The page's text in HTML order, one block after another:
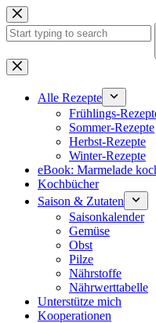
Zum
Inhalt
springen
Keine
Ergebnisse
Alle Rezepte
Frühlings-
Sommer-Rezepte
Herbst-Rezepte
Winter-Rezepte
eBook: Marmelade
Kochbücher
Saison & Zutaten
Saisonkalender
Gemüse
Obst
Pilze
Nährstoffe
Nährwerttabelle
Unterstütze mich
Kooperationen